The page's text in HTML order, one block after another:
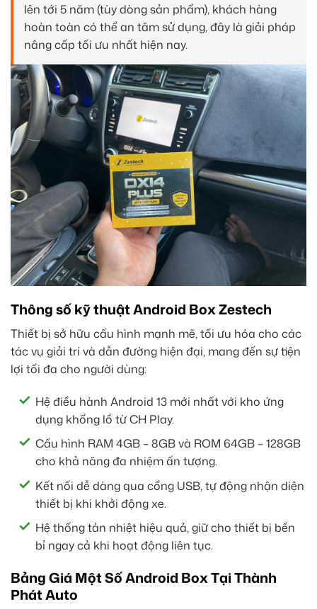
lên tới 5 năm (tùy dòng sản phẩm), khách hàng
hoàn toàn có thể an tâm sử dụng, đây là giải pháp
nâng cấp tối ưu nhất hiện nay.
Thông số kỹ thuật Android Box Zestech
Thiết bị sở hữu cấu hình mạnh mẽ, tối ưu hóa cho các
tác vụ giải trí và dẫn đường hiện đại, mang đến sự tiện
lợi tối đa cho người dùng:
Hệ điều hành Android 13 mới nhất với kho ứng
dụng khổng lồ từ CH Play.
Cấu hình RAM 4GB – 8GB và ROM 64GB – 128GB
cho khả năng đa nhiệm ấn tượng.
Kết nối dễ dàng qua cổng USB, tự động nhận diện
thiết bị khi khởi động xe.
Hệ thống tản nhiệt hiệu quả, giữ cho thiết bị bền
bỉ ngay cả khi hoạt động liên tục.
Bảng Giá Một Số Android Box Tại Thành
Phát Auto